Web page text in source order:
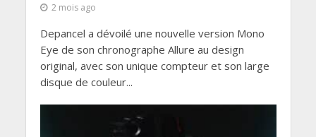
2 mois ago
Depancel a dévoilé une nouvelle version Mono
Eye de son chronographe Allure au design
original, avec son unique compteur et son large
disque de couleur...